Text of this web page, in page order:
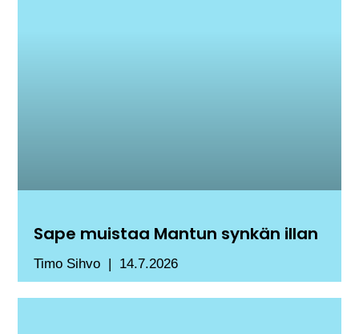
Sape muistaa Mantun synkän illan
Timo Sihvo 14.7.2026